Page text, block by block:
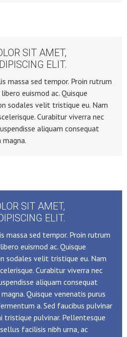
SIT AMET,
ELIT.
massa sed tempor. Proin rutrum
euismod ac. Quisque
sodales velit tristique eu. Nam
Curabitur viverra nec
aliquam consequat
magna.
SIT AMET,
ELIT.
massa sed tempor. Proin rutrum
euismod ac. Quisque
sodales velit tristique eu. Nam
Curabitur viverra nec
aliquam consequat
Quisque venenatis purus
a. Sed faucibus pulvinar
tristique pulvinar. Pellentesque
facilisis nibh urna, ac